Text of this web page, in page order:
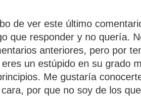
de ver este último
que responder y no quería.
anteriores, pero por
un estúpido en su grado
Me gustaría
por que no soy de los